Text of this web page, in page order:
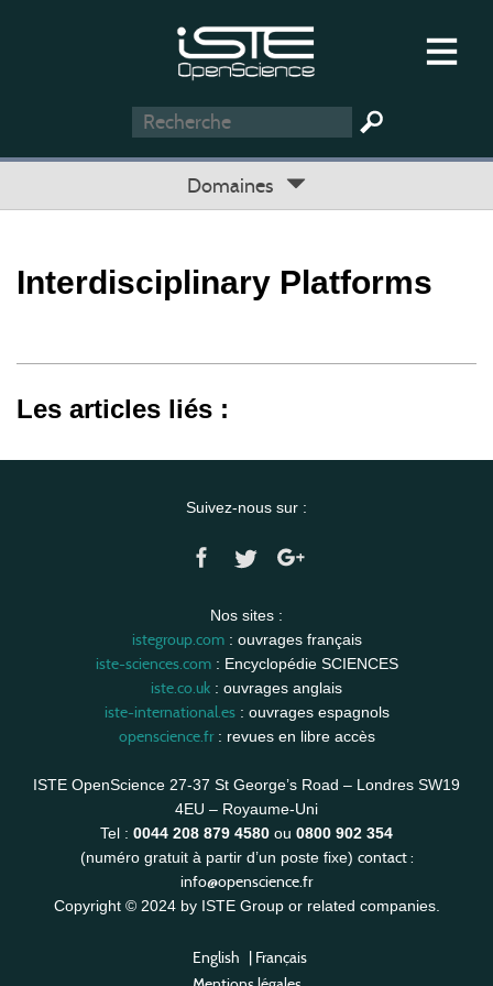
Domaines
Interdisciplinary Platforms
Les articles liés :
Suivez-nous sur :
Nos sites :
istegroup.com: ouvrages français
iste-sciences.com: Encyclopédie SCIENCES
iste.co.uk : ouvrages anglais
iste-international.es: ouvrages espagnols
openscience.fr: revues en libre accès
ISTE OpenScience 27-37 St George’s Road – Londres SW19
4EU – Royaume-Uni
Tel : 0044 208 879 4580 ou 0800 902 354
(numéro gratuit à partir d’un poste fixe) contact :
info@openscience.fr
Copyright © 2024 by ISTE Group or related companies.
English | Français